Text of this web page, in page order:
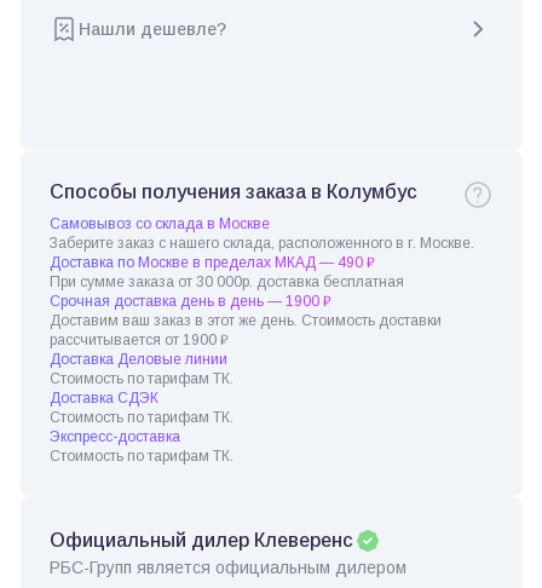
Нашли дешевле?
Способы получения заказа в Колумбус
Самовывоз со склада в Москве
Заберите заказ с нашего склада, расположенного в г. Москве.
Доставка по Москве в пределах МКАД — 490 ₽
При сумме заказа от 30 000р. доставка бесплатная
Срочная доставка день в день — 1900 ₽
Доставим ваш заказ в этот же день. Стоимость доставки
рассчитывается от 1900 ₽
Доставка Деловые линии
Стоимость по тарифам ТК.
Доставка СДЭК
Стоимость по тарифам ТК.
Экспресс-доставка
Стоимость по тарифам ТК.
Официальный дилер Клеверенс
РБС-Групп является официальным дилером